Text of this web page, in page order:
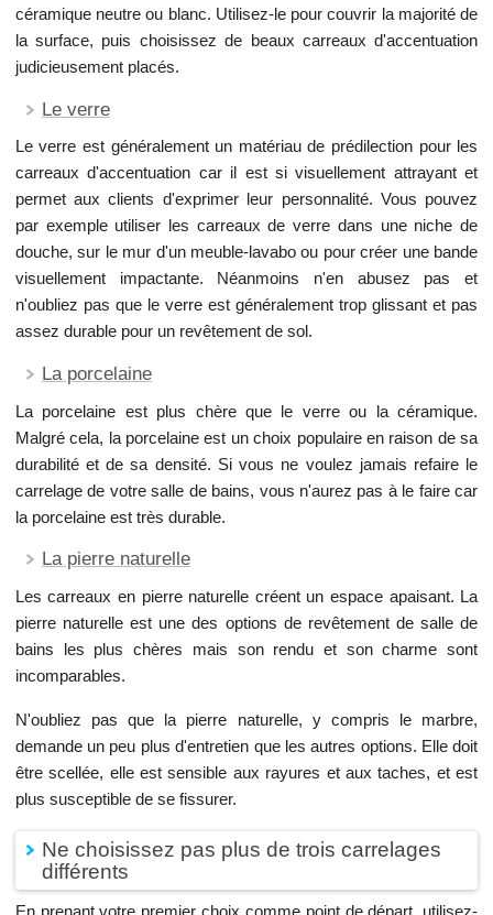
céramique neutre ou blanc. Utilisez-le pour couvrir la majorité de
la surface, puis choisissez de beaux carreaux d'accentuation
judicieusement placés.
Le verre
Le verre est généralement un matériau de prédilection pour les
carreaux d'accentuation car il est si visuellement attrayant et
permet aux clients d'exprimer leur personnalité. Vous pouvez
par exemple utiliser les carreaux de verre dans une niche de
douche, sur le mur d'un meuble-lavabo ou pour créer une bande
visuellement impactante. Néanmoins n'en abusez pas et
n'oubliez pas que le verre est généralement trop glissant et pas
assez durable pour un revêtement de sol.
La porcelaine
La porcelaine est plus chère que le verre ou la céramique.
Malgré cela, la porcelaine est un choix populaire en raison de sa
durabilité et de sa densité. Si vous ne voulez jamais refaire le
carrelage de votre salle de bains, vous n'aurez pas à le faire car
la porcelaine est très durable.
La pierre naturelle
Les carreaux en pierre naturelle créent un espace apaisant. La
pierre naturelle est une des options de revêtement de salle de
bains les plus chères mais son rendu et son charme sont
incomparables.
N'oubliez pas que la pierre naturelle, y compris le marbre,
demande un peu plus d'entretien que les autres options. Elle doit
être scellée, elle est sensible aux rayures et aux taches, et est
plus susceptible de se fissurer.
Ne choisissez pas plus de trois carrelages
différents